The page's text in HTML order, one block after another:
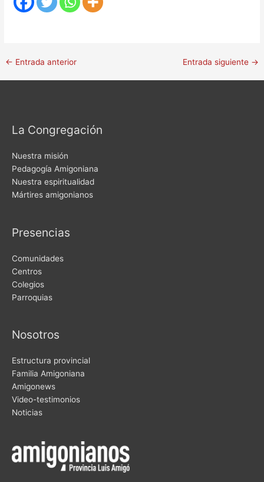
← Entrada anterior Entrada siguiente →
La Congregación
Nuestra misión
Pedagogía Amigoniana
Nuestra espiritualidad
Mártires amigonianos
Presencias
Comunidades
Centros
Colegios
Parroquias
Nosotros
Estructura provincial
Familia Amigoniana
Amigonews
Video-testimonios
Noticias